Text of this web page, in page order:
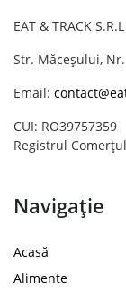
EAT & TRACK S.R.L
Str. Măceșului,
Email:
CUI: RO39757359
Registrul
Navigație
Acasă
Alimente